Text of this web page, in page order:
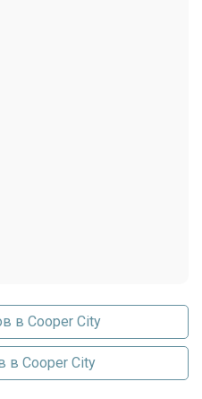
в Cooper City
в Cooper City